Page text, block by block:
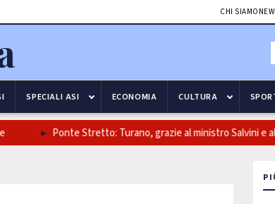
CHI SIAMO
SPECIALI ASI ECONOMIA CULTURA
Ponte Stretto: Turano, grazie al ministro Salvini e alla